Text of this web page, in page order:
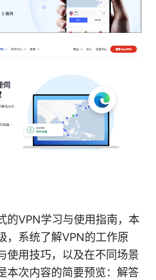
的VPN学习与使用指南，本
，系统了解VPN的工作原
使用技巧，以及在不同场景
本次内容的简要预览：解答